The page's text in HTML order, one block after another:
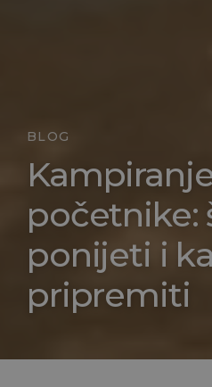
BLOG
početnike:
ponijeti i
pripremiti